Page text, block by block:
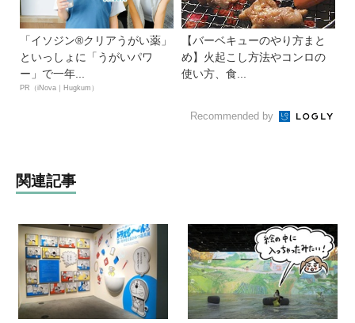
「イソジン®クリアうがい薬」
といっしょに「うがいパワ
ー」で一年...
PR（iNova｜Hugkum）
【バーベキューのやり方まと
め】火起こし方法やコンロの
使い方、食...
Recommended by
関連記事